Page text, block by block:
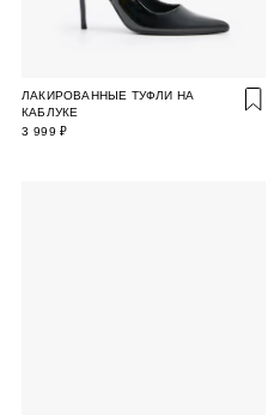
ЛАКИРОВАННЫЕ ТУФЛИ НА
КАБЛУКЕ
3 999 ₽